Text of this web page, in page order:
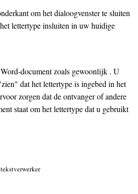
om het dialoogvenster te sluiten
lettertype insluiten in uw huidige
document zoals gewoonlijk . U
dat het lettertype is ingebed in het
zorgen dat de ontvanger of andere
staat om het lettertype dat u gebruikt